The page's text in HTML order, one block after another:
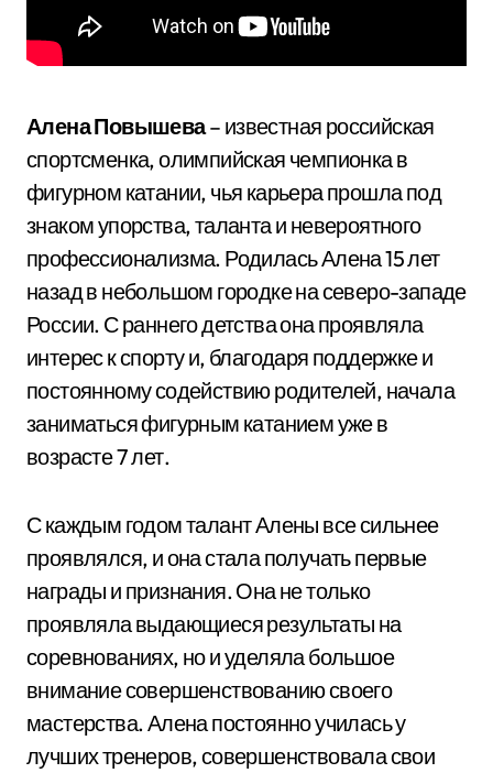
Алена Повышева– известная российская
спортсменка, олимпийская чемпионка в
фигурном катании, чья карьера прошла под
знаком упорства, таланта и невероятного
профессионализма. Родилась Алена 15 лет
назад в небольшом городке на северо-западе
России. С раннего детства она проявляла
интерес к спорту и, благодаря поддержке и
постоянному содействию родителей, начала
заниматься фигурным катанием уже в
возрасте 7 лет.
С каждым годом талант Алены все сильнее
проявлялся, и она стала получать первые
награды и признания. Она не только
проявляла выдающиеся результаты на
соревнованиях, но и уделяла большое
внимание совершенствованию своего
мастерства. Алена постоянно училась у
лучших тренеров, совершенствовала свои